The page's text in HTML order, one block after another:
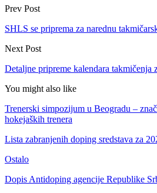
Prev Post
SHLS se priprema za narednu
Next Post
Detaljne pripreme kalendara takmičenja
You might also like
Trenerski simpozijum u Beogradu –
hokejaških trenera
Lista zabranjenih doping sredstava za
Ostalo
Dopis Antidoping agencije Republike